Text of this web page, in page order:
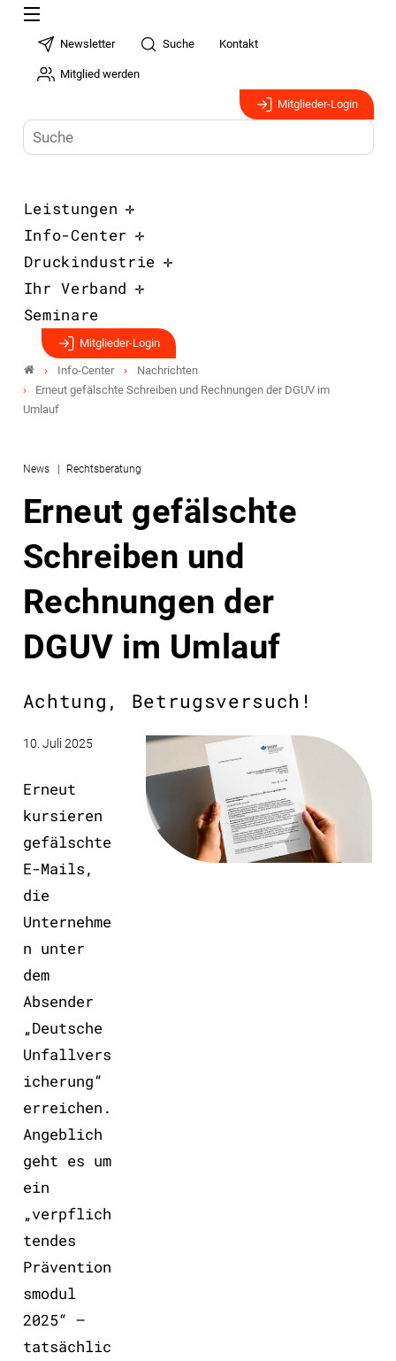
Newsletter Suche Kontakt
Mitglied werden
Mitglieder-Login
Leistungen
Info-Center
Druckindustrie
Ihr Verband
Seminare
Mitglieder-Login
Info-Center
Nachrichten
Erneut gefälschte Schreiben und Rechnungen der DGUV im
Umlauf
News Rechtsberatung
Erneut gefälschte
Schreiben und
Rechnungen der
DGUV im Umlauf
Achtung, Betrugsversuch!
10. Juli 2025
Erneut
kursieren
gefälschte
E-Mails,
die
Unternehme
n unter
dem
Absender
„Deutsche
Unfallvers
icherung“
erreichen.
Angeblich
geht es um
ein
„verpflich
tendes
Prävention
smodul
2025“ –
tatsächlic